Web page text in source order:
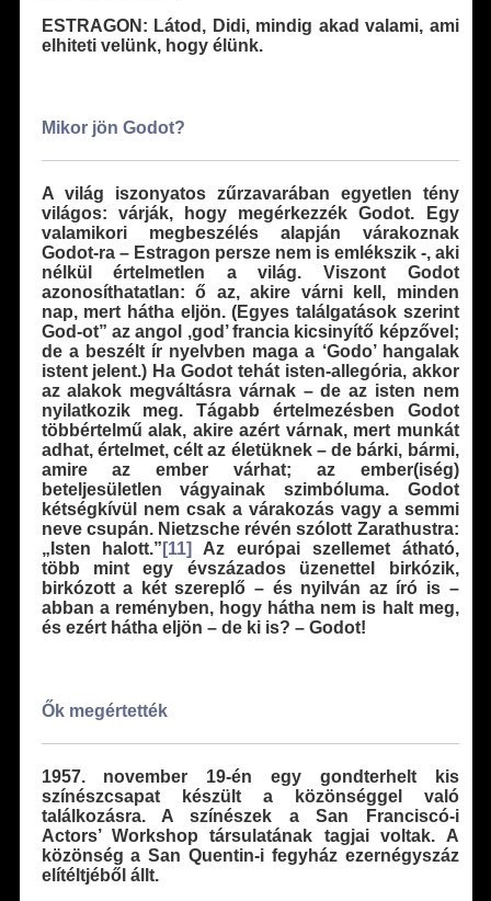
ESTRAGON: Látod, Didi, mindig akad valami, ami
elhiteti velünk, hogy élünk.
Mikor jön Godot?
A világ iszonyatos zűrzavarában egyetlen tény
világos: várják, hogy megérkezzék Godot. Egy
valamikori megbeszélés alapján várakoznak
Godot-ra – Estragon persze nem is emlékszik -, aki
nélkül értelmetlen a világ. Viszont Godot
azonosíthatatlan: ő az, akire várni kell, minden
nap, mert hátha eljön. (Egyes találgatások szerint
God-ot” az angol ,god’ francia kicsinyítő képzővel;
de a beszélt ír nyelvben maga a ‘Godo’ hangalak
istent jelent.) Ha Godot tehát isten-allegória, akkor
az alakok megváltásra várnak – de az isten nem
nyilatkozik meg. Tágabb értelmezésben Godot
többértelmű alak, akire azért várnak, mert munkát
adhat, értelmet, célt az életüknek – de bárki, bármi,
amire az ember várhat; az ember(iség)
beteljesületlen vágyainak szimbóluma. Godot
kétségkívül nem csak a várakozás vagy a semmi
neve csupán. Nietzsche révén szólott Zarathustra:
„Isten halott.” [11]
Az európai szellemet átható,
több mint egy évszázados üzenettel birkózik,
birkózott a két szereplő – és nyilván az író is –
abban a reményben, hogy hátha nem is halt meg,
és ezért hátha eljön – de ki is? – Godot!
Ők megértették
1957. november 19-én egy gondterhelt kis
színészcsapat készült a közönséggel való
találkozásra. A színészek a San Franciscó-i
Actors’ Workshop társulatának tagjai voltak. A
közönség a San Quentin-i fegyház ezernégyszáz
elítéltjéből állt.